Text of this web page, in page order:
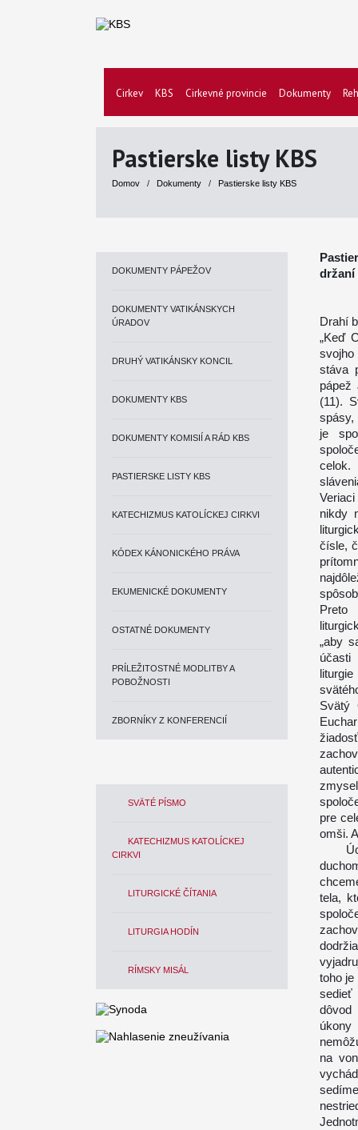
Cirkev KBS Cirkevné provincie Dokumenty
Pastierske listy KBS
Domov / Dokumenty / Pastierske listy KBS
DOKUMENTY PÁPEŽOV
DOKUMENTY VATIKÁNSKYCH
ÚRADOV
DRUHÝ VATIKÁNSKY KONCIL
DOKUMENTY KBS
DOKUMENTY KOMISIÍ A RÁD KBS
PASTIERSKE LISTY KBS
KATECHIZMUS KATOLÍCKEJ CIRKVI
KÓDEX KÁNONICKÉHO PRÁVA
EKUMENICKÉ DOKUMENTY
OSTATNÉ DOKUMENTY
PRÍLEŽITOSTNÉ MODLITBY A
POBOŽNOSTI
ZBORNÍKY Z KONFERENCIÍ
SVÄTÉ PÍSMO
KATECHIZMUS KATOLÍCKEJ
CIRKVI
LITURGICKÉ ČÍTANIA
LITURGIA HODÍN
RÍMSKY MISÁL
držaní
Drahí
„Keď
svojho
stáva
pápež
(11).
spásy,
je
celok.
nikdy
čísle,
Preto
„aby
účasti
Svätý
pre
omši.
Úctu
tela,
toho
sedieť
dôvod
úkony
na